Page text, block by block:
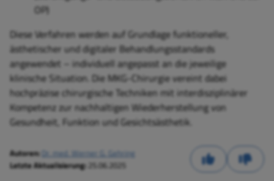
OP)
Diese Verfahren werden auf Grundlage funktioneller,
ästhetischer und digitaler Behandlungsstandards
angewendet – individuell angepasst an die jeweilige
klinische Situation. Die MKG-Chirurgie vereint dabei
hochpräzise chirurgische Techniken mit interdisziplinärer
Kompetenz zur nachhaltigen Wiederherstellung von
Gesundheit, Funktion und Gesichtsästhetik.
Autoren: Dr. med. Werner G. Gehring
Letzte Aktualisierung: 25.06.2025